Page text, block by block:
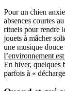
Pour un chien
absences courtes
rituels pour rendre
jouets à mâcher
une musique douce
l’environnement
En hiver, quelques
parfois à «